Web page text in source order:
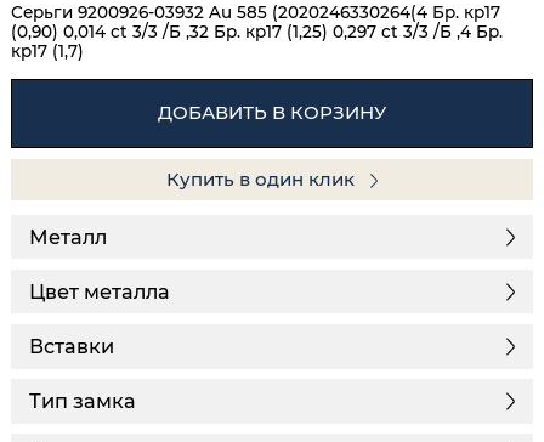
Серьги 9200926-03932 Au 585 (2020246330264(4 Бр. кр17
(0,90) 0,014 ct 3/3 /Б ,32 Бр. кр17 (1,25) 0,297 ct 3/3 /Б ,4 Бр.
кр17 (1,7)
ДОБАВИТЬ В КОРЗИНУ
Купить в один клик
Металл
Цвет металла
Вставки
Тип замка